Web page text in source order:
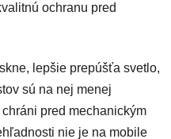
ochranu pred
lepšie prepúšťa svetlo,
sú na nej menej
pred mechanickým
nie je na mobile